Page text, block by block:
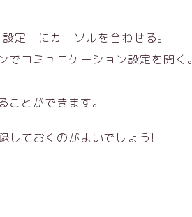
定」にカーソルを合わせる。
コミュニケーション設定を開く。
とができます。
しておくのがよいでしょう!